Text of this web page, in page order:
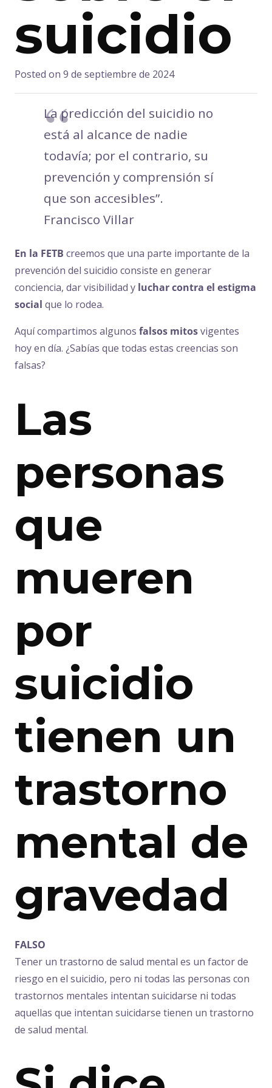
suicidio
Posted on 9 de septiembre de 2024
La predicción del suicidio no
está al alcance de nadie
todavía; por el contrario, su
prevención y comprensión sí
que son accesibles”.
Francisco Villar
En la FETB creemos que una parte importante de la
prevención del suicidio consiste en generar
conciencia, dar visibilidad y luchar contra el estigma
social que lo rodea.
Aquí compartimos algunos falsos mitosvigentes
hoy en día. ¿Sabías que todas estas creencias son
falsas?
Las
personas
que
mueren
por
suicidio
tienen un
trastorno
mental de
gravedad
FALSO
Tener un trastorno de salud mental es un factor de
riesgo en el suicidio, pero ni todas las personas con
trastornos mentales intentan suicidarse ni todas
aquellas que intentan suicidarse tienen un trastorno
de salud mental.